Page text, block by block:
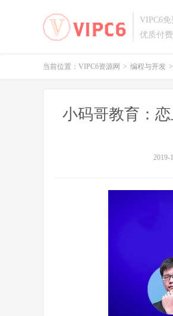
VIPC6
优质付
当前位置： VIPC6资源网 > 编程与开发 >
小码哥教育：
2019-